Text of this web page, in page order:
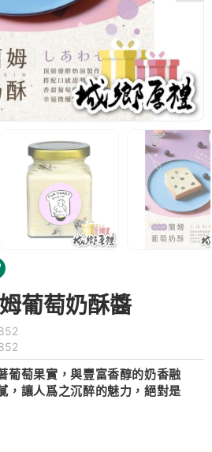
葡萄奶酥醬
葡萄果實，與豐富香醇的奶香融
，讓人爲之沉醉的魅力，絕對是